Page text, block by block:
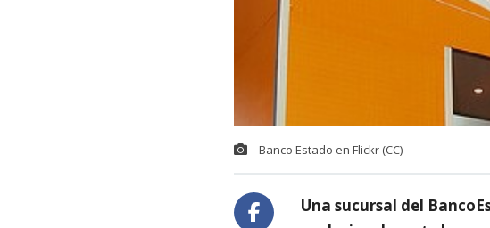
Banco Estado en Flickr (CC)
Una sucursal del